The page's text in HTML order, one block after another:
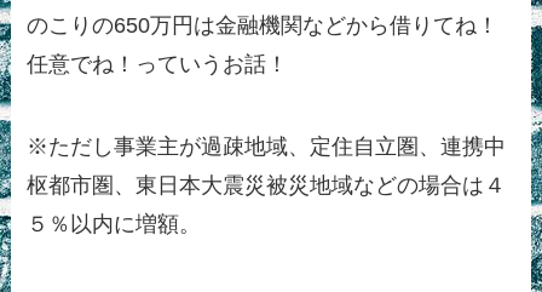
のこりの650万円は金融機関などから借りてね！
任意でね！っていうお話！
※ただし事業主が過疎地域、定住自立圏、連携中
枢都市圏、東日本大震災被災地域などの場合は４
５％以内に増額。